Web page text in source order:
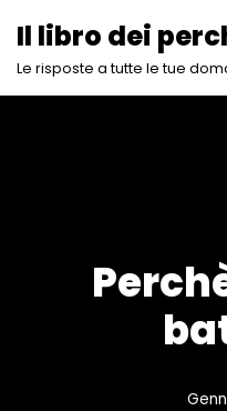
Vai
Il libro dei
Le risposte a tutte le tue